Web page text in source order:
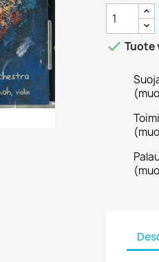
 Tuote